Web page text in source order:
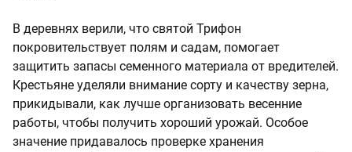
В деревнях верили, что святой Трифон
покровительствует полям и садам, помогает
защитить запасы семенного материала от вредителей.
Крестьяне уделяли внимание сорту и качеству зерна,
прикидывали, как лучше организовать весенние
работы, чтобы получить хороший урожай. Особое
значение придавалось проверке хранения